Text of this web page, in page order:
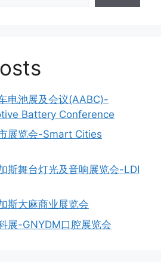
电池展及会议(AABC)-
Battery Conference
展览会-Smart Cities
斯舞台灯光及音响展览会-LDI
斯大麻商业展览会
展-GNYDM口腔展览会